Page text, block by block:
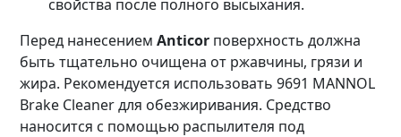
свойства после полного высыхания.
Перед нанесением Anticor поверхность должна
быть тщательно очищена от ржавчины, грязи и
жира. Рекомендуется использовать 9691 MANNOL
Brake Cleaner для обезжиривания. Средство
наносится с помощью распылителя под